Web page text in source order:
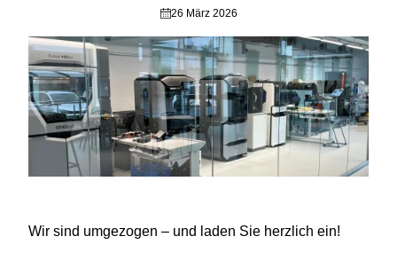
26 März 2026
Wir sind umgezogen – und laden Sie herzlich ein!